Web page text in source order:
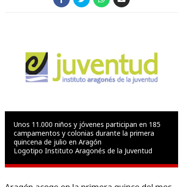
Unos 11.000 niños y jóvenes participan en 185
campamentos y colonias durante la primera
quincena de julio en Aragón
Logotipo Instituto Aragonés de la Juventud